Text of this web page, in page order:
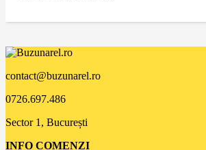
contact@buzunarel.ro
0726.697.486
Sector 1, București
INFO COMENZI